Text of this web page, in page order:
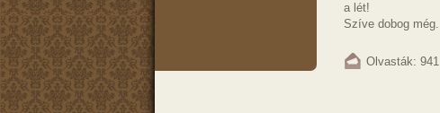
a lét!
Szíve dobog még.
Olvasták: 941